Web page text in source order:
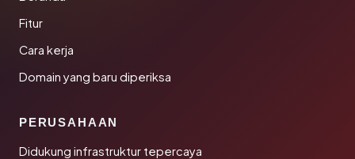
Fitur
Cara kerja
Domain yang baru diperiksa
PERUSAHAAN
Didukung infrastruktur tepercaya